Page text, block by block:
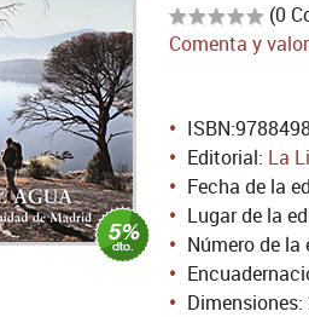
(0
Comenta y
ISBN:
Editorial: La
Fecha de la
Lugar de la
Número de la